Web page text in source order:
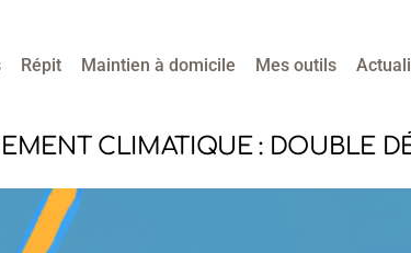
Répit Maintien à domicile Mes outils
CLIMATIQUE : DOUBLE